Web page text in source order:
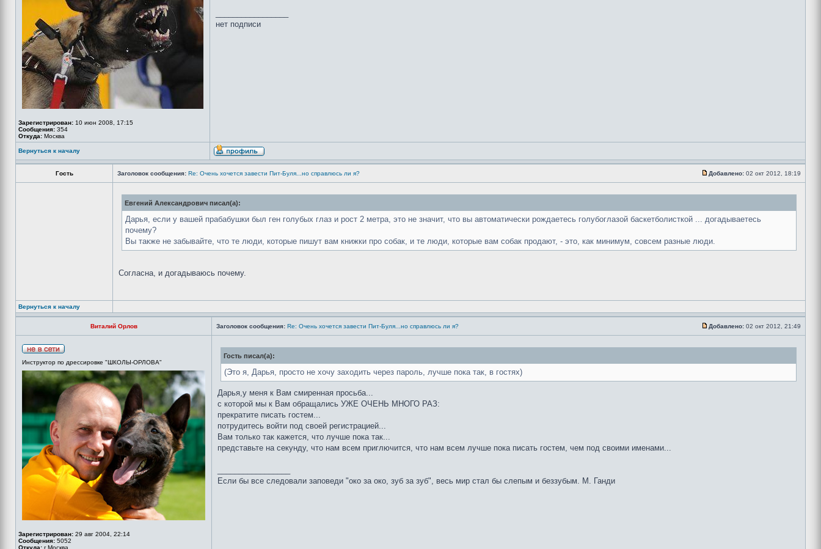
Зарегистрирован: 10 июн 2008, 17:15
Сообщения: 354
Откуда: Москва
нет подписи
Вернуться к началу
Гость Заголовок сообщения: Re: Очень хочется завести Пит-Буля...но справлюсь ли я? Добавлено: 02 окт 2012, 18:19
Евгений Александрович писал(а):
Дарья, если у вашей прабабушки был ген голубых глаз и рост 2 метра, это не значит, что вы автоматически рождаетесь голубоглазой баскетболисткой ... догадываетесь
почему?
Вы также не забывайте, что те люди, которые пишут вам книжки про собак, и те люди, которые вам собак продают, - это, как минимум, совсем разные люди.
Согласна, и догадываюсь почему.
Вернуться к началу
Виталий Орлов Заголовок сообщения: Re: Очень хочется завести Пит-Буля...но справлюсь ли я? Добавлено: 02 окт 2012, 21:49
Инструктор по дрессировке "ШКОЛЫ-ОРЛОВА"
Зарегистрирован: 29 авг 2004, 22:14
Сообщения: 5052
Откуда: г.Москва
Гость писал(а):
(Это я, Дарья, просто не хочу заходить через пароль, лучше пока так, в гостях)
Дарья,у меня к Вам смиренная просьба...
с которой мы к Вам обращались УЖЕ ОЧЕНЬ МНОГО РАЗ:
прекратите писать гостем...
потрудитесь войти под своей регистрацией...
Вам только так кажется, что лучше пока так...
представьте на секунду, что нам всем приглючится, что нам всем лучше пока писать гостем, чем под своими именами...
Если бы все следовали заповеди "око за око, зуб за зуб", весь мир стал бы слепым и беззубым. М. Ганди